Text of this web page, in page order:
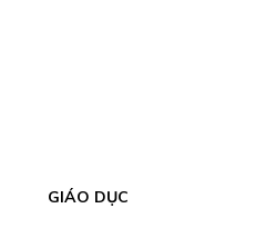
GIÁO DỤC